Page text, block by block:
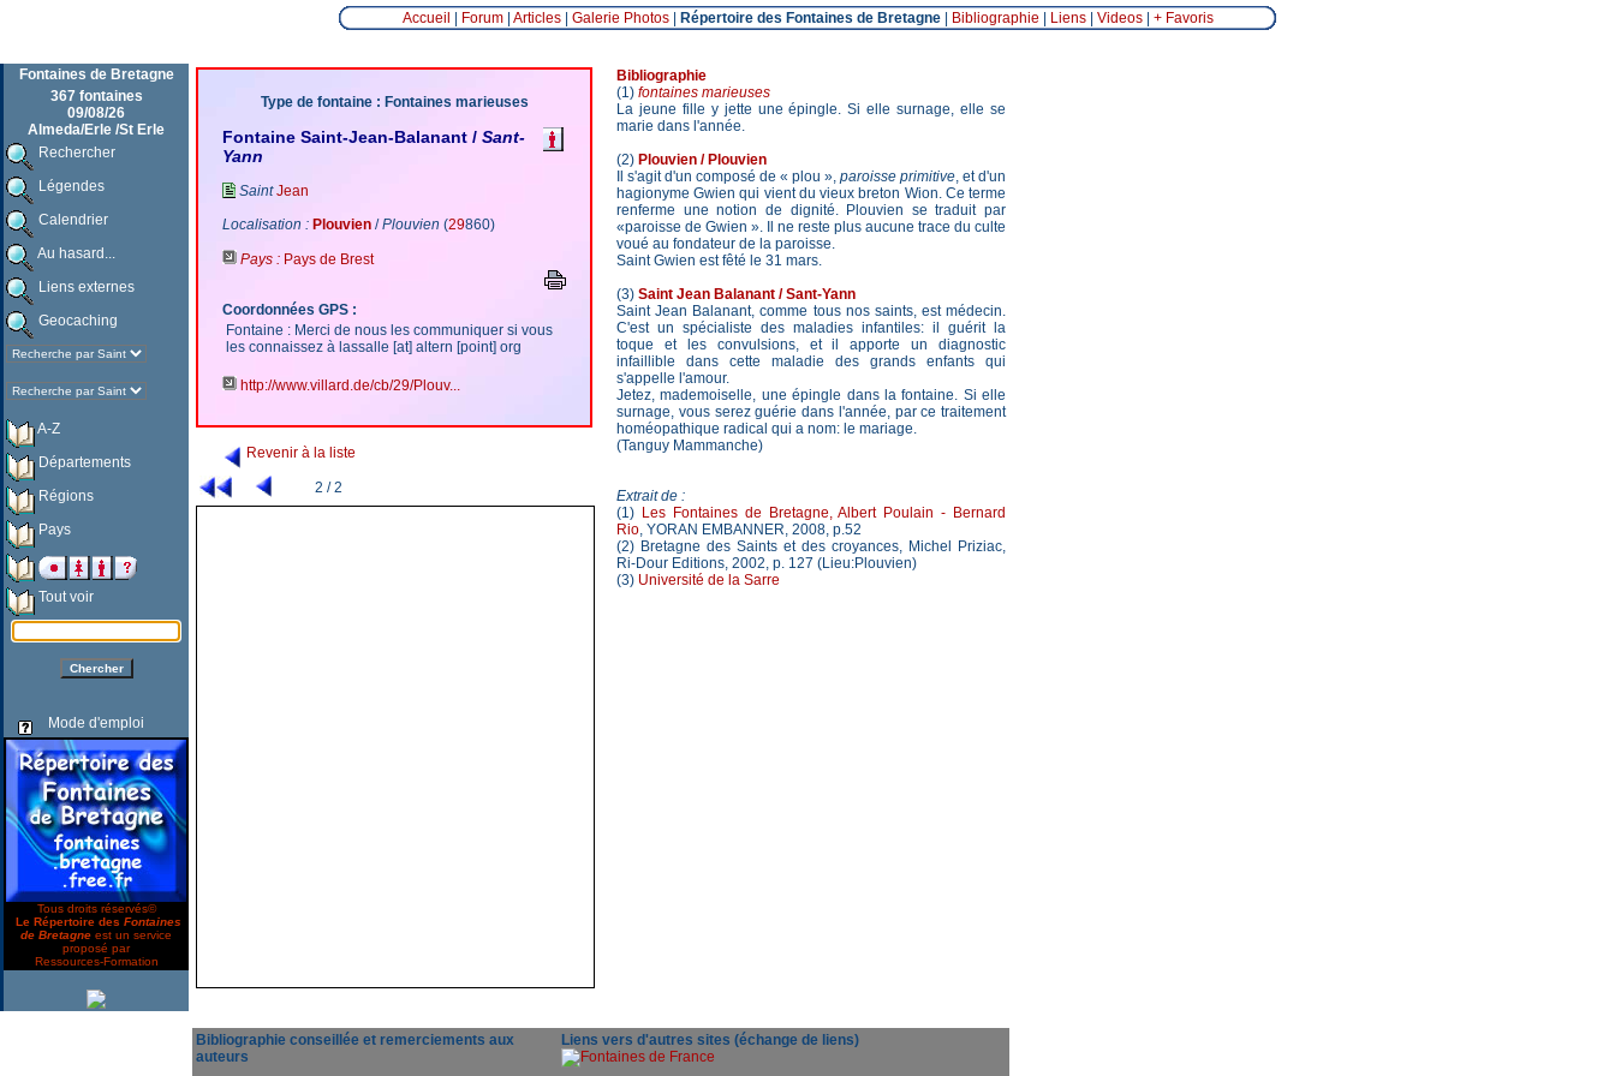
Accueil Forum| Articles| Galerie Photos| Répertoire des Fontaines de Bretagne| Bibliographie Liens| Videos| + Favoris
Fontaines de Bretagne
367 fontaines
09/08/26
Almeda/Erle /St Erle
Rechercher
Légendes
Calendrier
Au hasard...
Liens externes
Geocaching
A-Z
Départements
Régions
Pays
Tout voir
Mode d'emploi
Tous droits réservés©
Le Répertoire des Fontaines
de Bretagne est un service
proposé par
Ressources-Formation
Type de fontaine : Fontaines marieuses
Fontaine Saint-Jean-Balanant / Sant-
Yann
SaintJean
Localisation : Plouvien /Plouvien (29860)
Pays : Pays de Brest
Coordonnées GPS :
Fontaine : Merci de nous les communiquer si vous
les connaissez à lassalle [at] altern [point] org
http://www.villard.de/cb/29/Plouv...
Revenir à la liste
2 / 2
Bibliographie
(1) fontaines marieuses
La jeune fille y jette une épingle. Si elle surnage, elle se
marie dans l'année.
(2) Plouvien / Plouvien
Il s'agit d'un composé de « plou », paroisse primitive, et d'un
hagionyme Gwien qui vient du vieux breton Wion. Ce terme
renferme une notion de dignité. Plouvien se traduit par
«paroisse de Gwien ». Il ne reste plus aucune trace du culte
voué au fondateur de la paroisse.
Saint Gwien est fêté le 31 mars.
(3) Saint Jean Balanant / Sant-Yann
Saint Jean Balanant, comme tous nos saints, est médecin.
C'est un spécialiste des maladies infantiles: il guérit la
toque et les convulsions, et il apporte un diagnostic
infaillible dans cette maladie des grands enfants qui
s'appelle l'amour.
Jetez, mademoiselle, une épingle dans la fontaine. Si elle
surnage, vous serez guérie dans l'année, par ce traitement
homéopathique radical qui a nom: le mariage.
(Tanguy Mammanche)
Extrait de :
(1) Les Fontaines de Bretagne, Albert Poulain - Bernard
Rio, YORAN EMBANNER, 2008, p.52
(2) Bretagne des Saints et des croyances, Michel Priziac,
Ri-Dour Editions, 2002, p. 127 (Lieu:Plouvien)
(3) Université de la Sarre
Bibliographie conseillée et remerciements aux
auteurs
Liens vers d'autres sites (échange de liens)